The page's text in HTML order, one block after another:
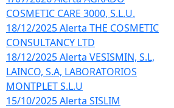
COSMETIC CARE 3000, S.L.U.
18/12/2025 Alerta THE COSMETIC
CONSULTANCY LTD
18/12/2025 Alerta VESISMIN, S.L,
LAINCO, S.A, LABORATORIOS
MONTPLET S.L.U
15/10/2025 Alerta SISLIM